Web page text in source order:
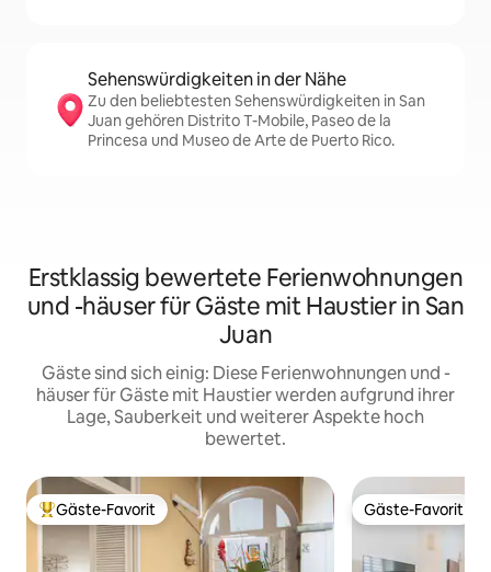
Sehenswürdigkeiten in der Nähe
Zu den beliebtesten Sehenswürdigkeiten in San
Juan gehören Distrito T-Mobile, Paseo de la
Princesa und Museo de Arte de Puerto Rico.
Erstklassig bewertete Ferienwohnungen
und -häuser für Gäste mit Haustier in San
Juan
Gäste sind sich einig: Diese Ferienwohnungen und -
häuser für Gäste mit Haustier werden aufgrund ihrer
Lage, Sauberkeit und weiterer Aspekte hoch
bewertet.
Beliebter Gäste-Favorit.
Gäste-Favorit Gäste-Favorit
Gäste-Favorit